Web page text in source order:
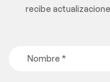
recibe